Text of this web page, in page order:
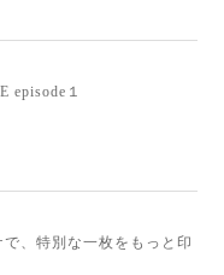
episode１
、特別な一枚をもっと印